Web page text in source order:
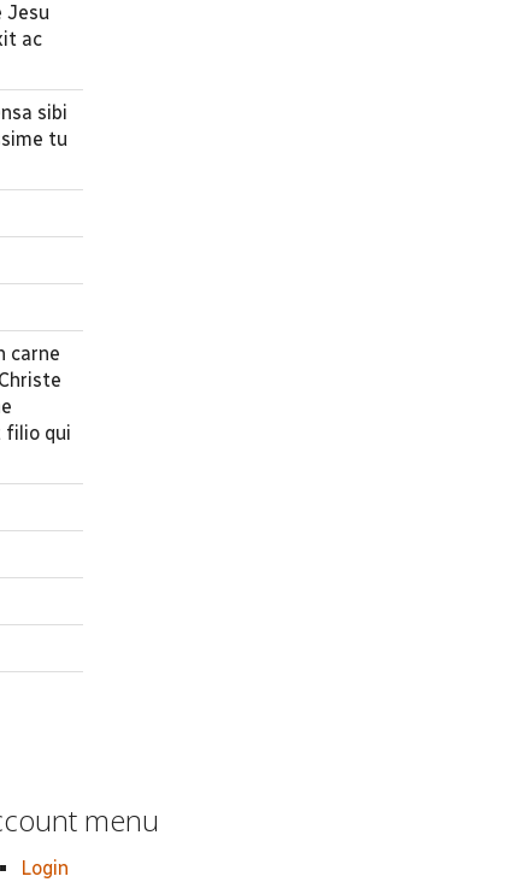
Jesu
ac
sibi
tu
carne
filio qui
menu
Login